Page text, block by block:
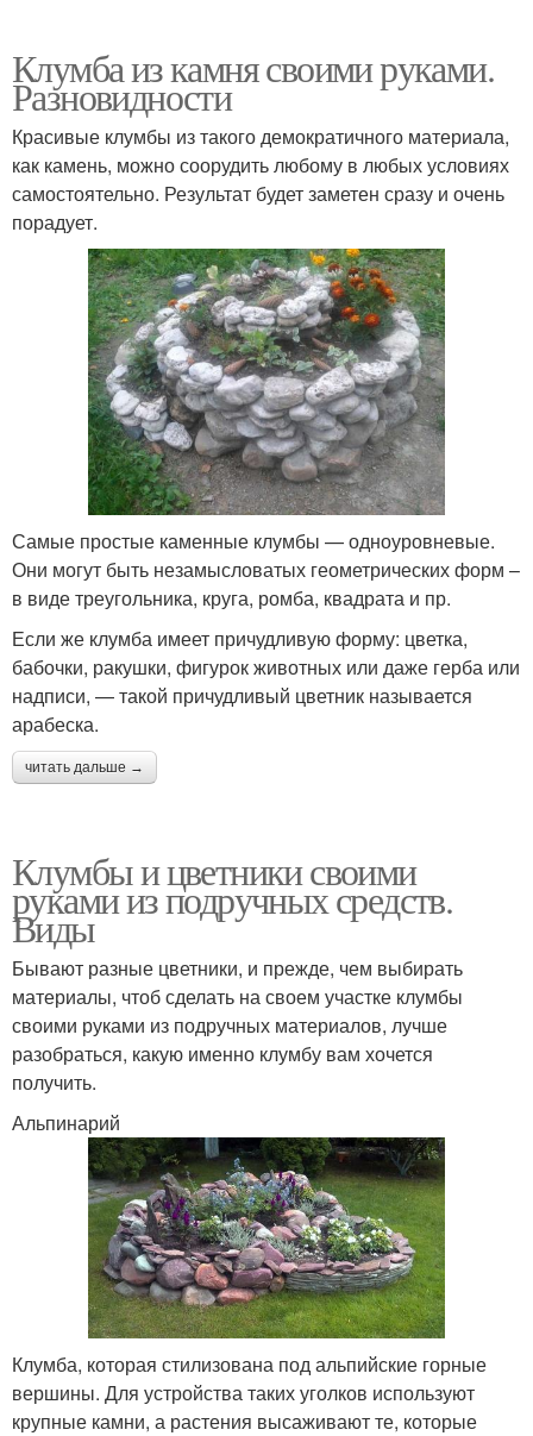
Клумба из камня своими руками.
Разновидности
Красивые клумбы из такого демократичного материала,
как камень, можно соорудить любому в любых условиях
самостоятельно. Результат будет заметен сразу и очень
порадует.
Самые простые каменные клумбы — одноуровневые.
Они могут быть незамысловатых геометрических форм –
в виде треугольника, круга, ромба, квадрата и пр.
Если же клумба имеет причудливую форму: цветка,
бабочки, ракушки, фигурок животных или даже герба или
надписи, — такой причудливый цветник называется
арабеска.
читать дальше →
Клумбы и цветники своими
руками из подручных средств.
Виды
Бывают разные цветники, и прежде, чем выбирать
материалы, чтоб сделать на своем участке клумбы
своими руками из подручных материалов, лучше
разобраться, какую именно клумбу вам хочется
получить.
Альпинарий
Клумба, которая стилизована под альпийские горные
вершины. Для устройства таких уголков используют
крупные камни, а растения высаживают те, которые